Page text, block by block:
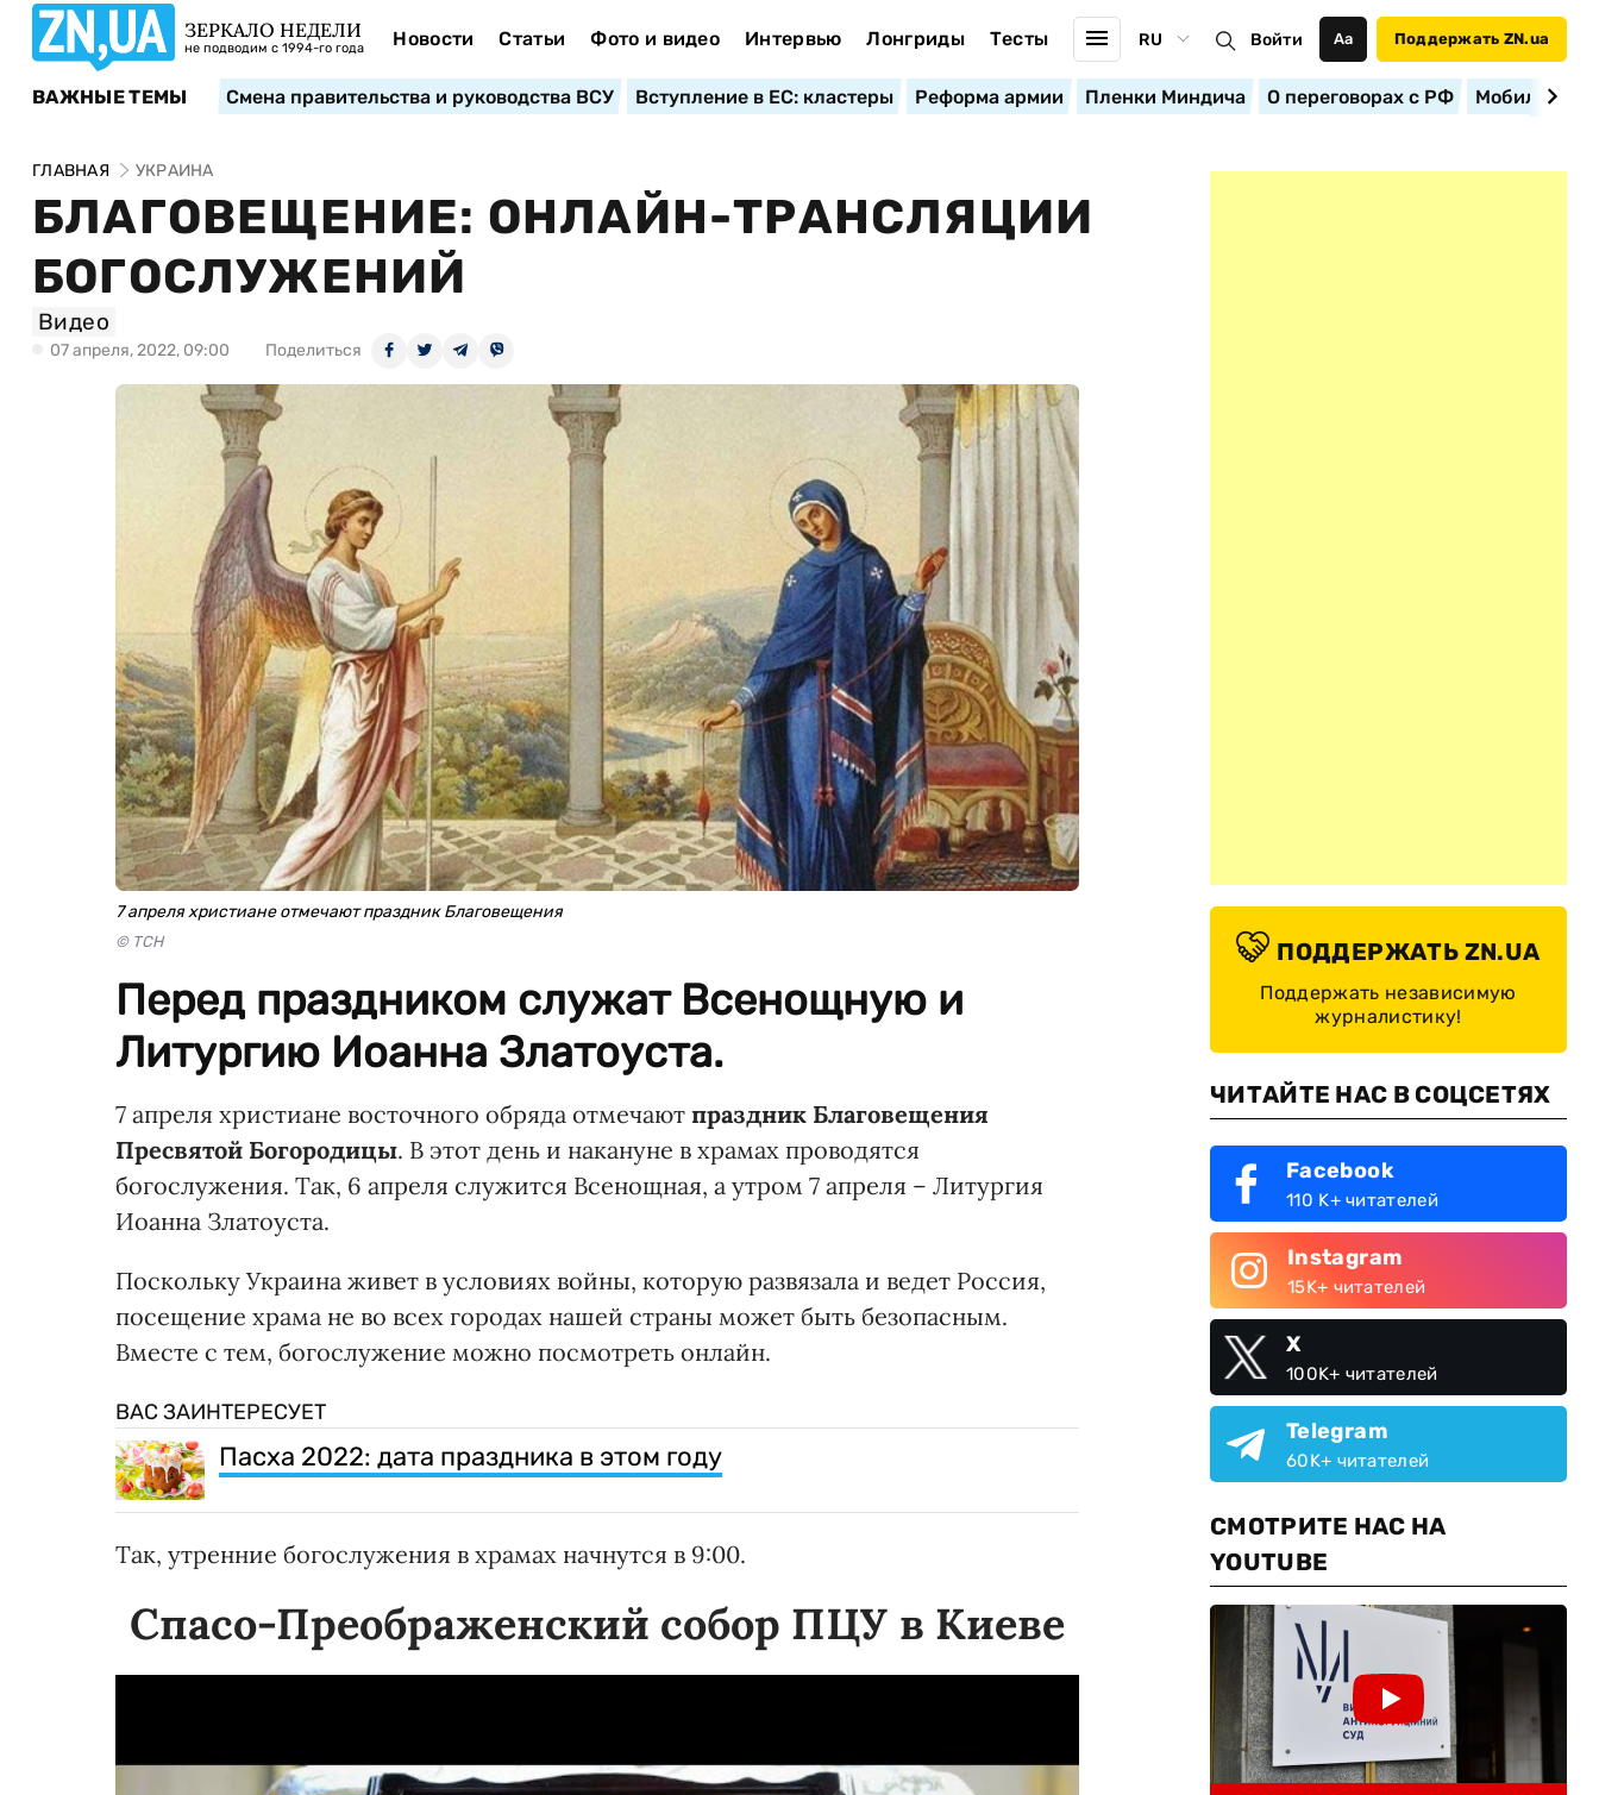
ЗЕРКАЛО НЕДЕЛИ
не подводим с 1994-го года Новости Статьи Фото и видео Интервью Лонгриды Тесты RU Войти Аа Поддержать ZN.ua
ВАЖНЫЕ ТЕМЫ Смена правительства и руководства ВСУ Вступление в ЕС: кластеры Реформа армии Пленки Миндича О переговорах с РФ
ГЛАВНАЯ УКРАИНА
БЛАГОВЕЩЕНИЕ: ОНЛАЙН-ТРАНСЛЯЦИИ
БОГОСЛУЖЕНИЙ
Видео
07 апреля, 2022, 09:00 Поделиться
7 апреля христиане отмечают праздник Благовещения
© ТСН
Перед праздником служат Всенощную и
Литургию Иоанна Златоуста.
7 апреля христиане восточного обряда отмечают праздник Благовещения
Пресвятой Богородицы. В этот день и накануне в храмах проводятся
богослужения. Так, 6 апреля служится Всенощная, а утром 7 апреля – Литургия
Иоанна Златоуста.
Поскольку Украина живет в условиях войны, которую развязала и ведет Россия,
посещение храма не во всех городах нашей страны может быть безопасным.
Вместе с тем, богослужение можно посмотреть онлайн.
ВАС ЗАИНТЕРЕСУЕТ
Пасха 2022: дата праздника в этом году
Так, утренние богослужения в храмах начнутся в 9:00.
Спасо-Преображенский собор ПЦУ в Киеве
ПОДДЕРЖАТЬ ZN.UA
Поддержать независимую
журналистику!
ЧИТАЙТЕ НАС В СОЦСЕТЯХ
Facebook
110 K+ читателей
Instagram
15K+ читателей
X
100K+ читателей
Telegram
60K+ читателей
СМОТРИТЕ НАС НА
YOUTUBE